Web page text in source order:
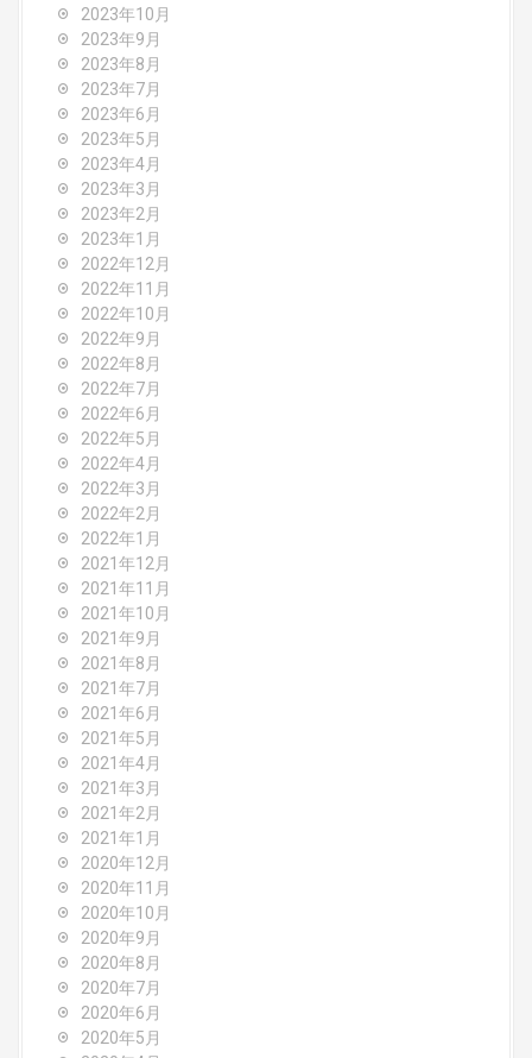
2023年10月
2023年9月
2023年8月
2023年7月
2023年6月
2023年5月
2023年4月
2023年3月
2023年2月
2023年1月
2022年12月
2022年11月
2022年10月
2022年9月
2022年8月
2022年7月
2022年6月
2022年5月
2022年4月
2022年3月
2022年2月
2022年1月
2021年12月
2021年11月
2021年10月
2021年9月
2021年8月
2021年7月
2021年6月
2021年5月
2021年4月
2021年3月
2021年2月
2021年1月
2020年12月
2020年11月
2020年10月
2020年9月
2020年8月
2020年7月
2020年6月
2020年5月